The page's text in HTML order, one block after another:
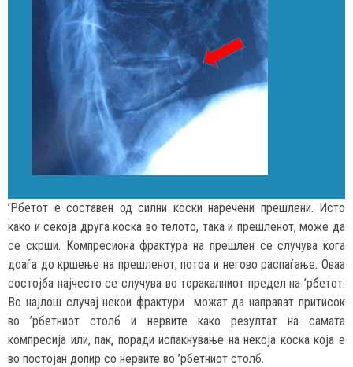
’Рбетот е составен од силни коски наречени прешлени. Исто
како и секоја друга коска во телото, така и прешленот, може да
се скрши. Компресиона фрактура на прешлен се случува кога
доаѓа до кршење на прешленот, потоа и негово распаѓање. Оваа
состојба најчесто се случува во торакалниот предел на ’рбетот.
Во најлош случај некои фрактури можат да направат притисок
во ’рбетниот столб и нервите како резултат на самата
компресија или, пак, поради испакнување на некоја коска која е
во постојан допир со нервите во ’рбетниот столб.